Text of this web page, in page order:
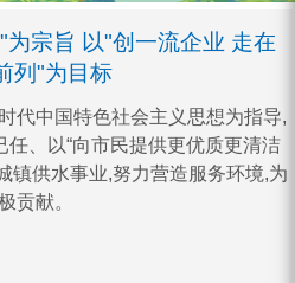
创新理念
水质信息
为宗旨 以"创一流企业 走在
列"为目标
代中国特色社会主义思想为指导,
任、以“向市民提供更优质更清洁
镇供水事业,努力营造服务环境,为
贡献。